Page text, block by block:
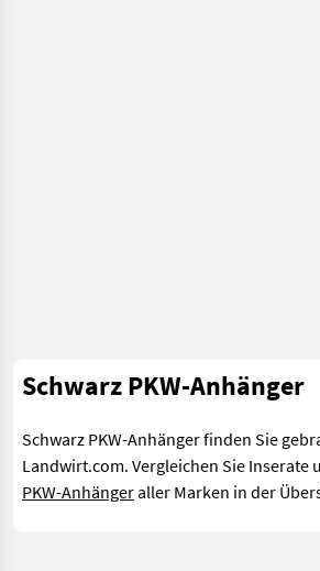
Schwarz PKW-Anhänger
Schwarz PKW-Anhänger finden Sie
Landwirt.com. Vergleichen Sie Inserate
PKW-Anhängeraller Marken in der